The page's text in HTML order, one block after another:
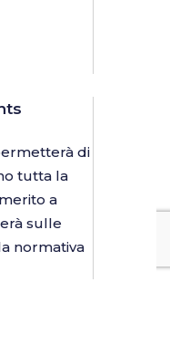
di
tutta la
a
sulle
normativa